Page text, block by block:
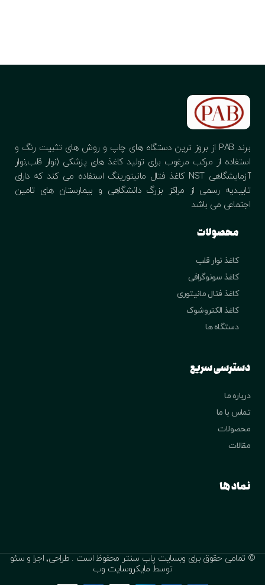
برند PAB از بروز ترین دستگاه های چاپ و روش های تثبیت رنگ و
استفاده از مرکب مرغوب برای تولید کاغذ های پزشکی (نوار قلب,نوار
آزمایشگاهی NST کاغذ فتال مانیتورینگ استفاده می کند که دارای
تاییدیه رسمی از مراکز بزرگ دانشگاهی و بیمارستان های تامین
اجتماعی می باشد
محصولات
کاغذ نوار قلب
کاغذ سونوگرافی
کاغذ فتال مانیتوری
کاغذ الکتروشوک
دستگاه ها
دسترسی سریع
درباره ما
تماس با ما
محصولات
مقالات
نماد ها
© تمامی حقوق برای وبسایت پاب سنتر محفوظ است . طراحی٬ اجرا و سئو
توسط مایکروسایت وب